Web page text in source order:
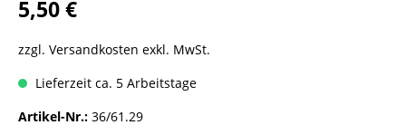
5,50 €
zzgl. Versandkosten exkl. MwSt.
Lieferzeit ca. 5 Arbeitstage
Artikel-Nr.: 36/61.29